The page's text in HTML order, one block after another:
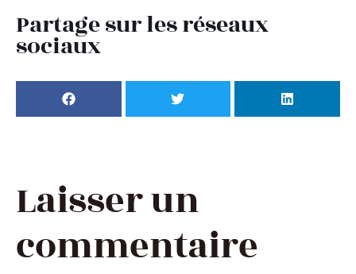
Partage sur les réseaux
sociaux
Laisser un
commentaire